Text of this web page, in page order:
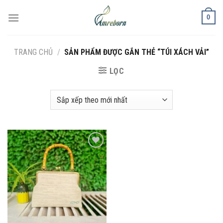
đến
0
TRANG CHỦ / SẢN PHẨM ĐƯỢC GẮN THẺ “TÚI XÁCH VẢI”
LỌC
Add to
wishlist